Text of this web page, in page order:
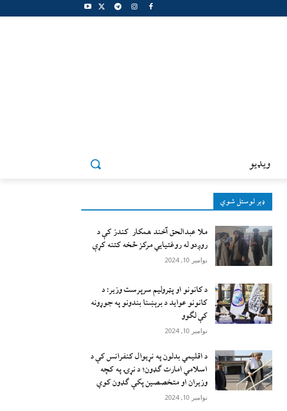
ويډيو
ډېر لوستل شوي
ملا عبدالحق آخند همکار کندز کې د
روږدو له روغتیایي مرکز څخه کتنه کړې
نوامبر 10, 2024
د کانونو او پټرولیم سرپرست وزیر: د
کانونو عواید د برېښنا بندونو په جوړونه
کې لګوو
نوامبر 10, 2024
د اقليمي بدلون په نړيوال کنفرانس کې د
اسلامي امارت ګډون؛ د نړۍ په کچه
وزيران او متخصصين پکې ګډون کوي
نوامبر 10, 2024